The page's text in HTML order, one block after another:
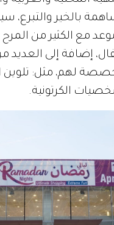
بالخير والتبرع،
مع الكثير من
إضافة إلى العديد
لهم، مثل: تلوين
الكرتونية.